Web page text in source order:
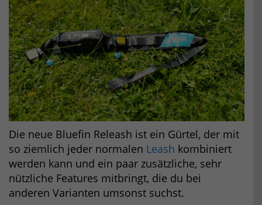
Die neue Bluefin Releash ist ein Gürtel, der mit
so ziemlich jeder normalen Leash kombiniert
werden kann und ein paar zusätzliche, sehr
nützliche Features mitbringt, die du bei
anderen Varianten umsonst suchst.